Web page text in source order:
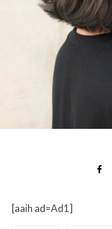
[aaih ad=Ad1]